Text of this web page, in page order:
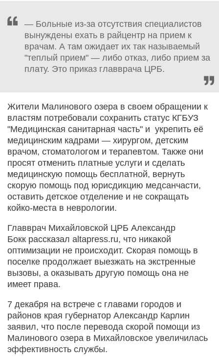
— Больные из-за отсутствия специалистов
вынуждены ехать в райцентр на прием к
врачам. А там ожидает их так называемый
"теплый прием" — либо отказ, либо прием за
плату. Это приказ главврача ЦРБ.
Жители Малинового озера в своем обращении к
властям потребовали сохранить статус КГБУЗ
"Медицинская санитарная часть" и укрепить её
медицинским кадрами — хирургом, детским
врачом, стоматологом и терапевтом. Также они
просят отменить платные услуги и сделать
медицинскую помощь бесплатной, вернуть
скорую помощь под юрисдикцию медсанчасти,
оставить детское отделение и не сокращать
койко-места в неврологии.
Главврач Михайловской ЦРБ Александр
Бокк рассказал altapress.ru, что никакой
оптимизации не происходит. Скорая помощь в
поселке продолжает выезжать на экстренные
вызовы, а оказывать другую помощь она не
имеет права.
7 декабря на встрече с главами городов и
районов края губернатор Александр Карлин
заявил, что после перевода скорой помощи из
Малинового озера в Михайловское увеличилась
эффективность службы.